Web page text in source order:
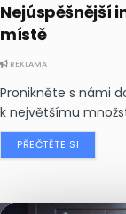
Nejúspěšnější
místě
REKLAMA
Pronikněte s námi
k největšímu
PŘEČTĚTE SI